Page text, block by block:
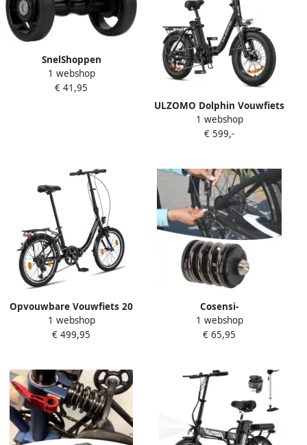
SnelShoppen
Fietsmudguard
Dubbelwielontwerp voor
1 webshop
€ 41,95
ULZOMO Dolphin Vouwfiets
Elektrisch 20 inch
Voorvering 250W 25 km h
1 webshop
€ 599,-
Opvouwbare Vouwfiets 20
inch – Shi o 6 Versnellingen
– LED Licht – Quick-Fold
1 webshop
€ 499,95
Cosensi-
Achterschokdemper Hoge
Sterkte Vouwfiets Stalen As
Schokdemper
1 webshop
€ 65,95